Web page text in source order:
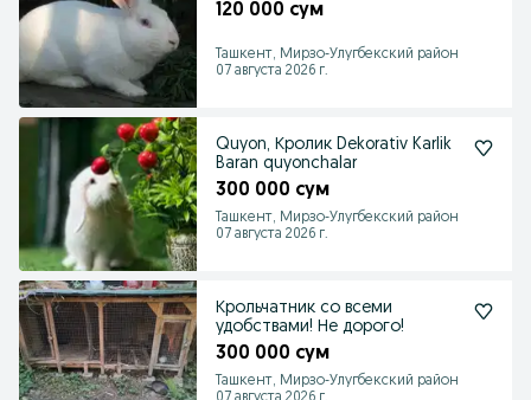
120 000 сум
Ташкент, Мирзо-Улугбекский район
07 августа 2026 г.
Quyon, Кролик Dekorativ Karlik
Baran quyonchalar
300 000 сум
Ташкент, Мирзо-Улугбекский район
07 августа 2026 г.
Крольчатник со всеми
удобствами! Не дорого!
300 000 сум
Ташкент, Мирзо-Улугбекский район